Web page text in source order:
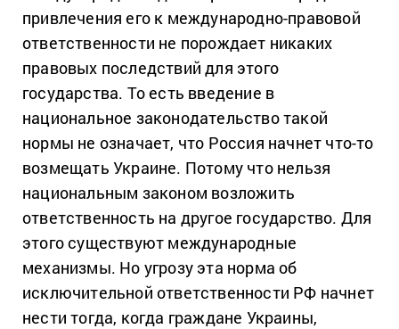
привлечения его к международно-правовой
ответственности не порождает никаких
правовых последствий для этого
государства. То есть введение в
национальное законодательство такой
нормы не означает, что Россия начнет что-то
возмещать Украине. Потому что нельзя
национальным законом возложить
ответственность на другое государство. Для
этого существуют международные
механизмы. Но угрозу эта норма об
исключительной ответственности РФ начнет
нести тогда, когда граждане Украины,